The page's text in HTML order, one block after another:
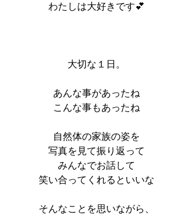
わたしは大好きです💕
大切な１日。
あんな事があったね
こんな事もあったね
自然体の家族の姿を
写真を見て振り返って
みんなでお話して
笑い合ってくれるといいな
そんなことを思いながら、